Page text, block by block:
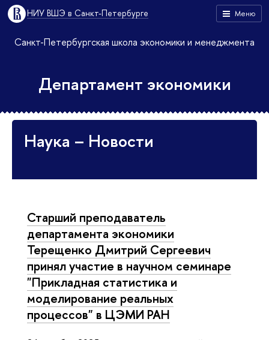
Меню
НИУ ВШЭ в Санкт-Петербурге
Санкт-Петербургская школа экономики и менеджмента
Департамент экономики
Наука – Новости
Старший преподаватель
департамента экономики
Терещенко Дмитрий Сергеевич
принял участие в научном семинаре
"Прикладная статистика и
моделирование реальных
процессов" в ЦЭМИ РАН